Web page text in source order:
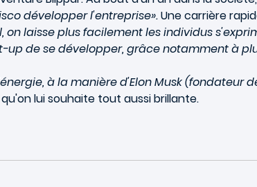
développer l'entreprise».Une carrière
laisse plus facilement les individus
up de se développer, grâce notamment à
à la manière d'Elon Musk (fondateur
lui souhaite tout aussi brillante.